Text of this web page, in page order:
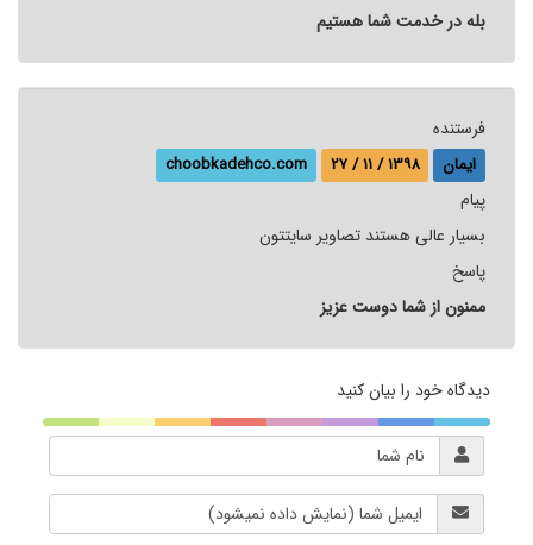
بله در خدمت شما هستیم
فرستنده
ایمان choobkadehco.com ۲۷ / ۱۱ / ۱۳۹۸
پيام
بسیار عالی هستند تصاویر سایتتون
پاسخ
ممنون از شما دوست عزیز
دیدگاه خود را بیان کنید